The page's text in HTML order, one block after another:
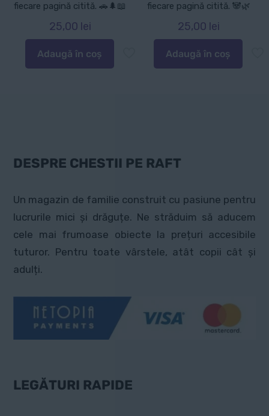
fiecare pagină citită. 🚗🌲📖
25,00 lei
Adaugă în coș
fiecare pagină citită. 🐼🌿
25,00 lei
Adaugă în coș
DESPRE CHESTII PE RAFT
Un magazin de familie construit cu pasiune pentru
lucrurile mici și drăguțe. Ne străduim să aducem
cele mai frumoase obiecte la prețuri accesibile
tuturor. Pentru toate vârstele, atât copii cât și
adulți.
LEGĂTURI RAPIDE